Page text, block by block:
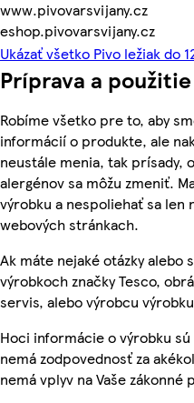
www.pivovarsvijany.cz
eshop.pivovarsvijany.cz
Ukázať všetko Pivo ležiak do
Príprava a použitie
Robíme všetko pre to, aby
informácií o produkte, ale
neustále menia, tak prísady,
alergénov sa môžu zmeniť.
výrobku a nespoliehať sa
webových stránkach.
Ak máte nejaké otázky
výrobkoch značky Tesco,
servis, alebo výrobcu
Hoci informácie o výrobku
nemá zodpovednosť za
nemá vplyv na Vaše zákonné